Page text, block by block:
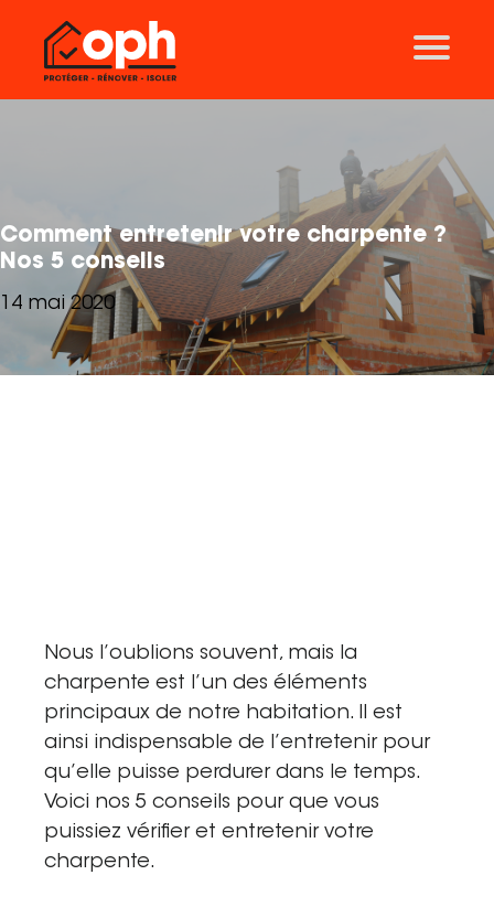
Nos solutions
Thermographie
Traitement des mérules
Aérogommage
Nos agences
Nos réalisations
Plâtrier / Peintre
Charpentier / Couvreur
Syndic / Régie
Architecte
Comment entretenir votre charpente ?
Nos 5 conseils
14 mai 2020
Nous l’oublions souvent, mais la
charpente est l’un des éléments
principaux de notre habitation. Il est
ainsi indispensable de l’entretenir pour
qu’elle puisse perdurer dans le temps.
Voici nos 5 conseils pour que vous
puissiez vérifier et entretenir votre
charpente.